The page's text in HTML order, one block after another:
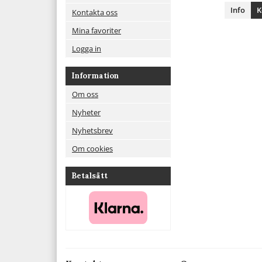
Kontakta oss
Mina favoriter
Logga in
Information
Om oss
Nyheter
Nyhetsbrev
Om cookies
Betalsätt
Info